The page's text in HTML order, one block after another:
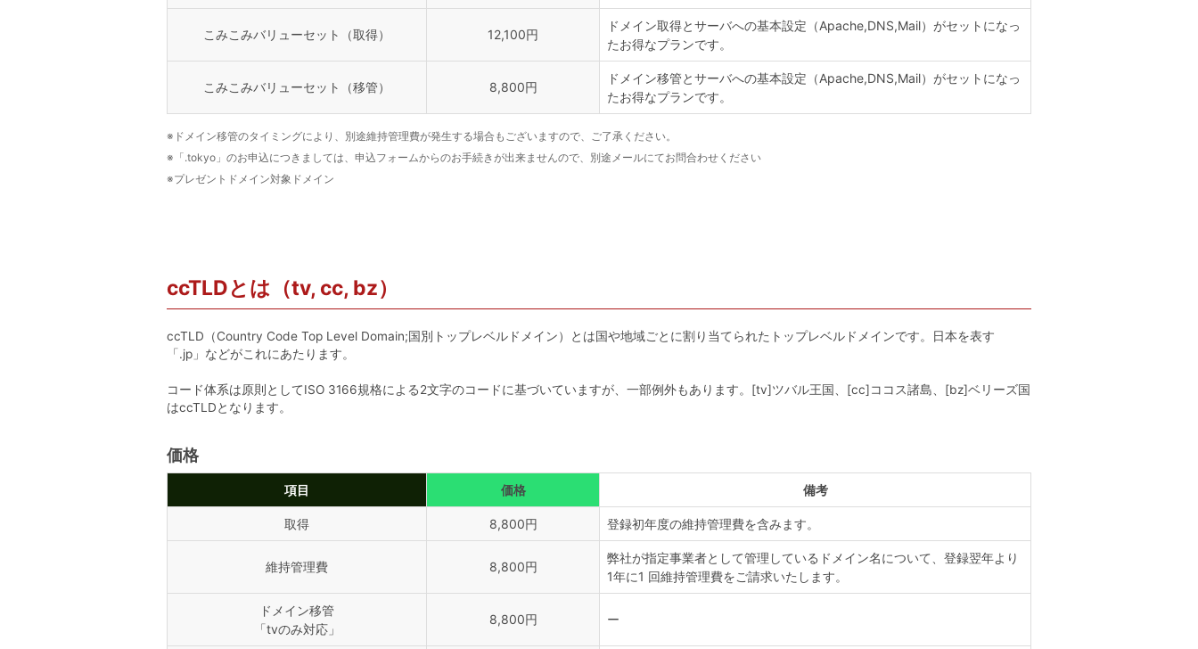
こみこみバリューセット（取得） 12,100円
ドメイン取得とサーバへの基本設定（Apache,DNS,Mail）がセットになっ
たお得なプランです。
こみこみバリューセット（移管） 8,800円
ドメイン移管とサーバへの基本設定（Apache,DNS,Mail）がセットになっ
たお得なプランです。
※ドメイン移管のタイミングにより、別途維持管理費が発生する場合もございますので、ご了承ください。
※「.tokyo」のお申込につきましては、申込フォームからのお手続きが出来ませんので、別途メールにてお問合わせください
※プレゼントドメイン対象ドメイン
ccTLDとは（tv, cc, bz）
ccTLD（Country Code Top Level Domain;国別トップレベルドメイン）とは国や地域ごとに割り当てられたトップレベルドメインです。日本を表す
「.jp」などがこれにあたります。
コード体系は原則としてISO 3166規格による2文字のコードに基づいていますが、一部例外もあります。[tv]ツバル王国、[cc]ココス諸島、[bz]ベリーズ国
はccTLDとなります。
価格
項目 価格 備考
取得 8,800円 登録初年度の維持管理費を含みます。
維持管理費 8,800円
弊社が指定事業者として管理しているドメイン名について、登録翌年より
1年に1 回維持管理費をご請求いたします。
ドメイン移管
「tvのみ対応」
8,800円 ー